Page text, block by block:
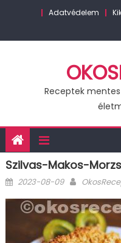
Adatvédelem
Receptek
Szilvas-Makos-
Posted
2023-08-09 Author